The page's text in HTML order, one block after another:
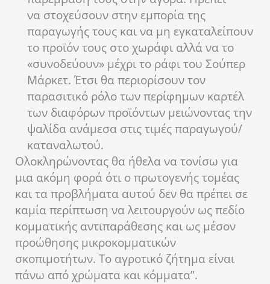
να στοχεύσουν στην εμπορία της
παραγωγής τους και να μη εγκαταλείπουν
το προϊόν τους στο χωράφι αλλά να το
«συνοδεύουν» μέχρι το ράφι του Σούπερ
Μάρκετ. Έτσι θα περιορίσουν τον
παρασιτικό ρόλο των περίφημων καρτέλ
των διαφόρων προϊόντων μειώνοντας την
ψαλίδα ανάμεσα στις τιμές παραγωγού/
καταναλωτού.
Ολοκληρώνοντας θα ήθελα να τονίσω για
μια ακόμη φορά ότι ο πρωτογενής τομέας
και τα προβλήματα αυτού δεν θα πρέπει σε
καμία περίπτωση να λειτουργούν ως πεδίο
κομματικής αντιπαράθεσης και ως μέσον
προώθησης μικροκομματικών
σκοπιμοτήτων. Το αγροτικό ζήτημα είναι
πάνω από χρώματα και κόμματα”.